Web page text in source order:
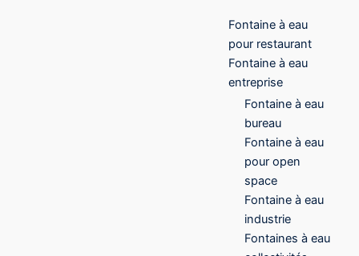
Fontaine à eau
pour restaurant
Fontaine à eau
entreprise
Fontaine à eau
bureau
Fontaine à eau
pour open
space
Fontaine à eau
industrie
Fontaines à eau